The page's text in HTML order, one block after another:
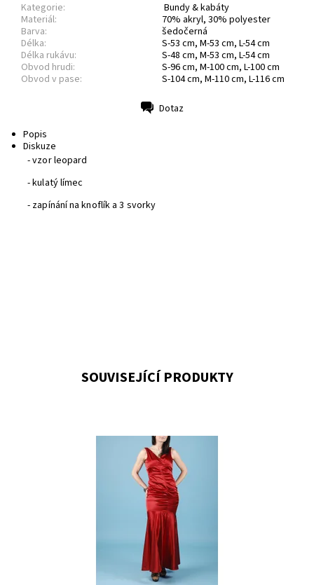
Kategorie:
Bundy & kabáty
Materiál:
70% akryl, 30% polyester
Barva:
šedočerná
Délka:
S-53 cm, M-53 cm, L-54 cm
Délka rukávu:
S-48 cm, M-53 cm, L-54 cm
Obvod hrudi:
S-96 cm, M-100 cm, L-100 cm
Obvod v pase:
S-104 cm, M-110 cm, L-116 cm
Dotaz
Popis
Diskuze
- vzor leopard
- kulatý límec
- zapínání na knoflík a 3 svorky
SOUVISEJÍCÍ PRODUKTY
Skladem 1